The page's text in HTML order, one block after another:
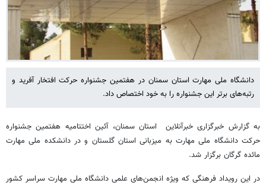
دانشگاه ملی مهارت استان سمنان در هفتمین جشنواره حرکت افتخار آفرید و
رتبه‌های برتر این جشنواره را به خود اختصاص داد.
به گزارش خبرگزاری خبرآنلاین استان سمنان، آئین اختتامیه هفتمین جشنواره
حرکت دانشگاه ملی مهارت به میزبانی استان گلستان و در دانشکده ملی مهارت
مائده گرگان برگزار شد.
در این رویداد فرهنگی که ویژه انجمن‌های علمی دانشگاه ملی مهارت سراسر کشور